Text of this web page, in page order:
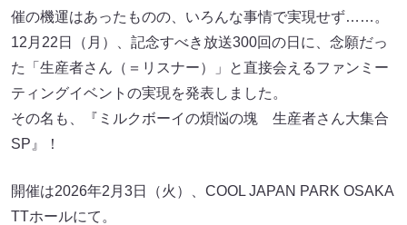
催の機運はあったものの、いろんな事情で実現せず……。
12月22日（月）、記念すべき放送300回の日に、念願だっ
た「生産者さん（＝リスナー）」と直接会えるファンミー
ティングイベントの実現を発表しました。
その名も、『ミルクボーイの煩悩の塊 生産者さん大集合
SP』！
開催は2026年2月3日（火）、COOL JAPAN PARK OSAKA
TTホールにて。